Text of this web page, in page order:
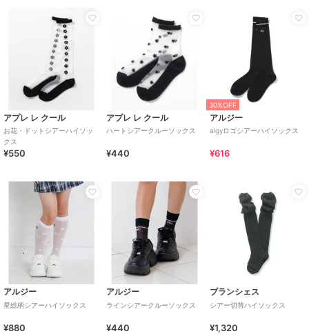
アプレ レ クール
お花・ドットシアーハイソッ
クス
¥550
アプレ レ クール
ハートシアークルーソックス
¥440
30%OFF
アルジー
algyロゴシアーハイソックス
¥616
アルジー
星総柄シアーハイソックス
¥880
アルジー
ラインシアークルーソックス
¥440
ブランシェス
シアー切替ハイソックス
¥1,320